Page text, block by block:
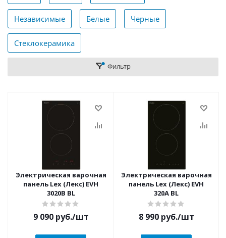
Независимые Белые Черные
Стеклокерамика
Фильтр
Электрическая варочная
панель Lex (Лекс) EVH
3020B BL
9 090руб./шт
Электрическая варочная
панель Lex (Лекс) EVH
320A BL
8 990руб./шт